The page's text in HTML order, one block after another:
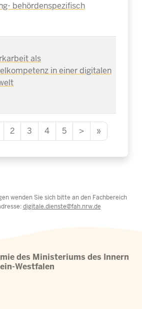
behördenspezifisch
als
in einer digitalen
2 3 4 5 > »
wenden Sie sich bitte an den Fachbereich
digitale.dienste@fah.nrw.de
des Ministeriums des Innern
Westfalen